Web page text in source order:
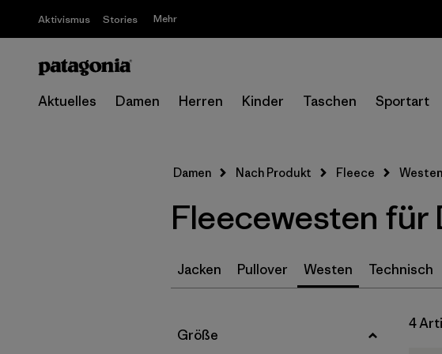
Aktivismus Stories Mehr
Aktuelles Damen Herren Kinder Taschen Sportart
(4)
XL (4)
Damen Nach Produkt Fleece Westen
Fleecewesten für
Jacken Pullover Westen Technisch
Filter by
Größe
4